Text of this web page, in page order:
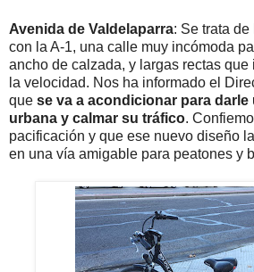
Avenida de Valdelaparra: Se trata
con la A-1, una calle muy incómoda
ancho de calzada, y largas rectas que
la velocidad. Nos ha informado el
que se va a acondicionar para
urbana y calmar su tráfico.
pacificación y que ese nuevo diseño
en una vía amigable para peatones y